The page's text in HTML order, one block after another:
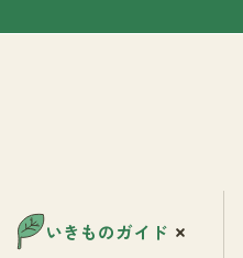
いきものガイド